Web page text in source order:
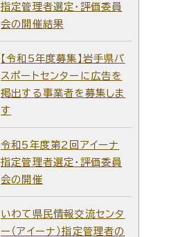
指定管理者選定・評価委員
会の開催結果
【令和5年度募集】岩手県パ
スポートセンターに広告を
掲出する事業者を募集しま
す
令和5年度第2回アイーナ
指定管理者選定・評価委員
会の開催
いわて県民情報交流センタ
ー（アイーナ）指定管理者の